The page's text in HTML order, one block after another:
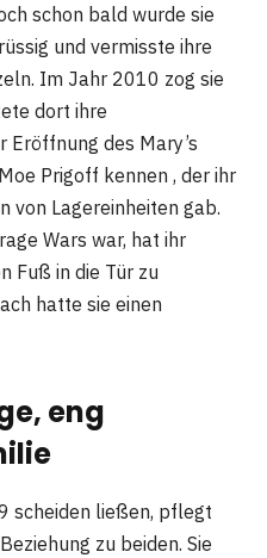
schon bald wurde sie
und vermisste ihre
Im Jahr 2010 zog sie
dort ihre
des Mary’s
Prigoff kennen , der ihr
von Lagereinheiten gab.
Wars war, hat ihr
Fuß in die Tür zu
hatte sie einen
eng
scheiden ließen, pflegt
zu beiden. Sie